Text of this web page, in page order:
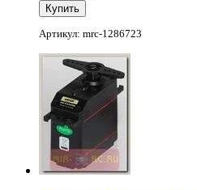
Артикул: mrc-1286723